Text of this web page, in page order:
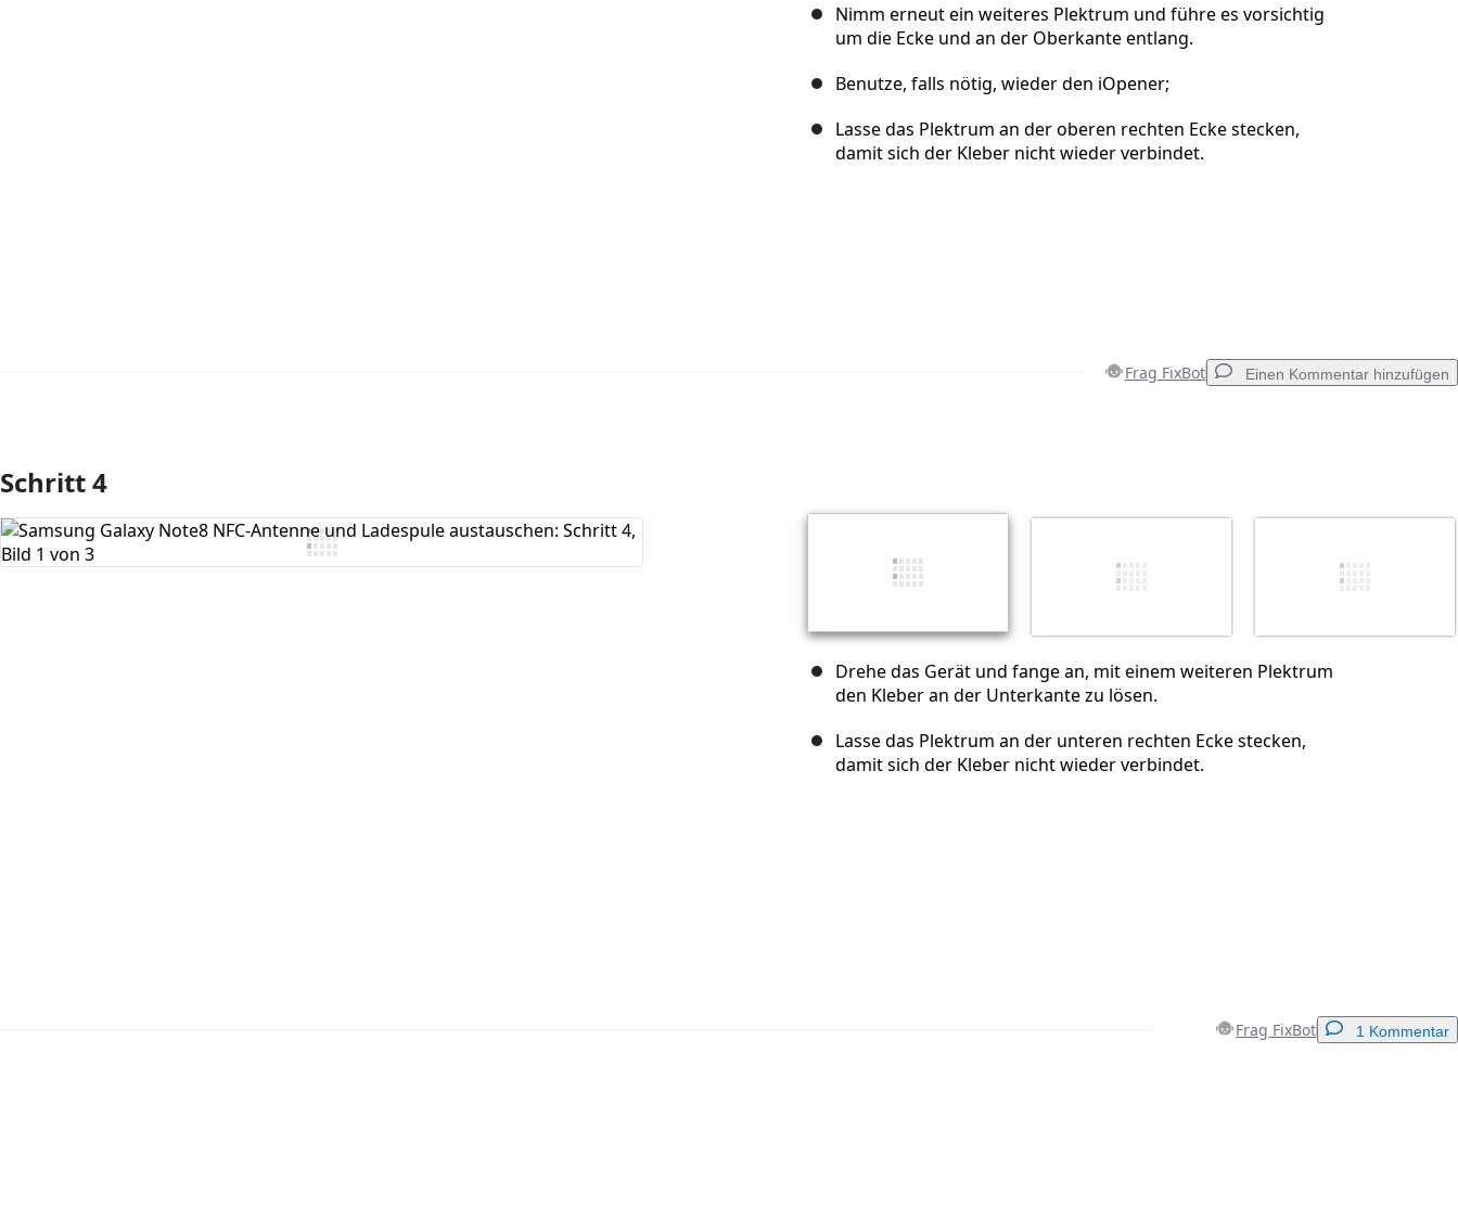
Nimm erneut ein weiteres Plektrum und führe es vorsichtig
um die Ecke und an der Oberkante entlang.
Benutze, falls nötig, wieder den iOpener;
Lasse das Plektrum an der oberen rechten Ecke stecken,
damit sich der Kleber nicht wieder verbindet.
Frag FixBot Einen Kommentar hinzufügen
Kommentar hinzufügen
Kommentieren
Schritt 4
Drehe das Gerät und fange an, mit einem weiteren Plektrum
den Kleber an der Unterkante zu lösen.
Lasse das Plektrum an der unteren rechten Ecke stecken,
damit sich der Kleber nicht wieder verbindet.
Frag FixBot 1 Kommentar